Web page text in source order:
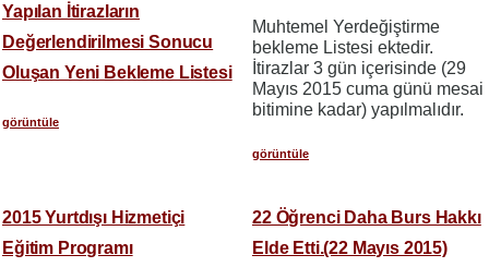
Yapılan İtirazların
Değerlendirilmesi Sonucu
Oluşan Yeni Bekleme Listesi
görüntüle
Muhtemel Yerdeğiştirme
bekleme Listesi ektedir.
İtirazlar 3 gün içerisinde (29
Mayıs 2015 cuma günü mesai
bitimine kadar) yapılmalıdır.
görüntüle
2015 Yurtdışı Hizmetiçi
Eğitim Programı
22 Öğrenci Daha Burs Hakkı
Elde Etti.(22 Mayıs 2015)